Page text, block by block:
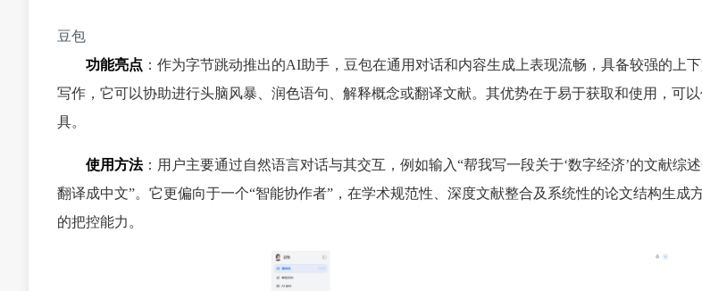
豆包
功能亮点 ：作为字节跳动推出的AI助手，豆包在通用对话和内容生成上表现流畅，具备较强的上
写作，它可以协助进行头脑风暴、润色语句、解释概念或翻译文献。其优势在于易于获取和使用，可
具。
使用方法：用户主要通过自然语言对话与其交互，例如输入“帮我写一段关于‘数字经济’的文献综
翻译成中文”。它更偏向于一个“智能协作者”，在学术规范性、深度文献整合及系统性的论文结构生成
的把控能力。